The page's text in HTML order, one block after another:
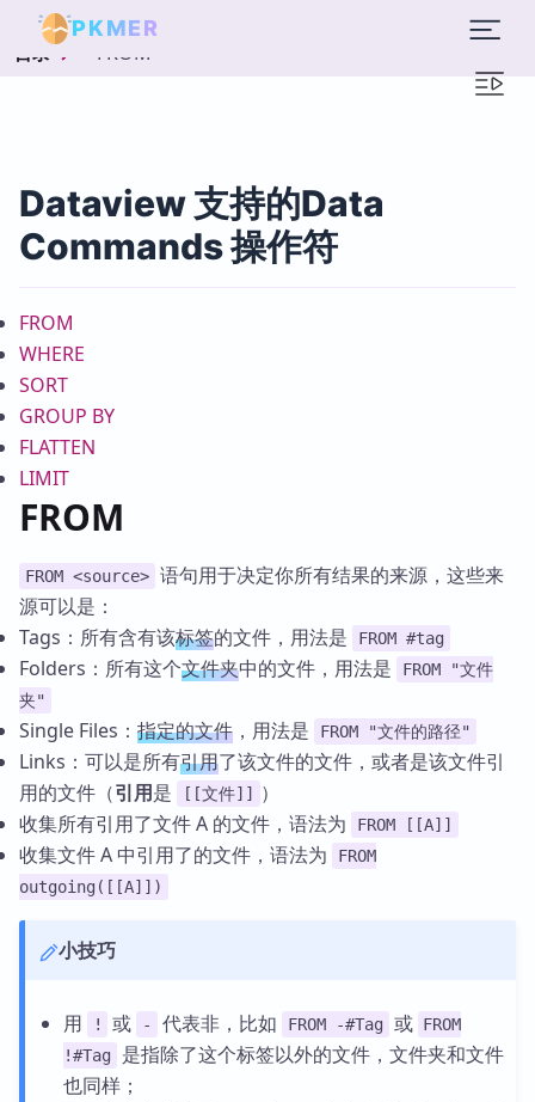
PKMER
目录 FROM
Dataview 支持的Data
Commands 操作符
FROM
WHERE
SORT
GROUP BY
FLATTEN
LIMIT
FROM
FROM <source> 语句用于决定你所有结果的来源，这些来
源可以是：
Tags：所有含有该标签的文件，用法是 FROM #tag
Folders：所有这个文件夹中的文件，用法是
FROM "文件
夹"
Single Files： 指定的文件 ，用法是 FROM "文件的路径"
Links：可以是所有引用了该文件的文件，或者是该文件引
用的文件（引用是 [[文件]]
）
收集所有引用了文件 A 的文件，语法为
FROM [[A]]
收集文件 A 中引用了的文件，语法为
FROM
outgoing([[A]])
小技巧
用 ! 或 - 代表非，比如 FROM -#Tag 或 FROM
!#Tag
是指除了这个标签以外的文件，文件夹和文件
也同样；